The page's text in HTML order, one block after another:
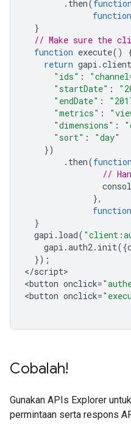
. then(function
function
}
// Make sure the
function execute()
return gapi .client
"ids" :
"startDate" :
"endDate" :
"metrics" :
"dimensions" :
"sort" :
"day"
})
. then(function
//
},
function
}
gapi . load(
gapi .auth2. init({
});
</script>
<button onclick=
<button onclick=
Cobalah!
Gunakan APIs Explorer
permintaan serta respons